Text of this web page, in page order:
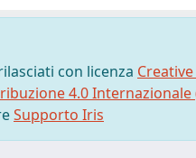
con licenza
4.0 Internazionale
Supporto Iris